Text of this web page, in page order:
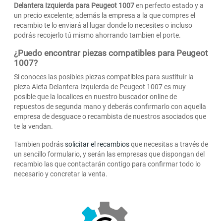
Delantera Izquierda para Peugeot 1007en perfecto estado y a
un precio excelente; además la empresa a la que compres el
recambio te lo enviará al lugar donde lo necesites o incluso
podrás recojerlo tú mismo ahorrando tambien el porte.
¿Puedo encontrar piezas compatibles para Peugeot
1007?
Si conoces las posibles piezas compatibles para sustituir la
pieza Aleta Delantera Izquierda de Peugeot 1007 es muy
posible que la localices en nuestro buscador online de
repuestos de segunda mano y deberás confirmarlo con aquella
empresa de desguace o recambista de nuestros asociados que
te la vendan.
Tambien podrássolicitar el recambiosque necesitas a través de
un sencillo formulario, y serán las empresas que dispongan del
recambio las que contactarán contigo para confirmar todo lo
necesario y concretar la venta.